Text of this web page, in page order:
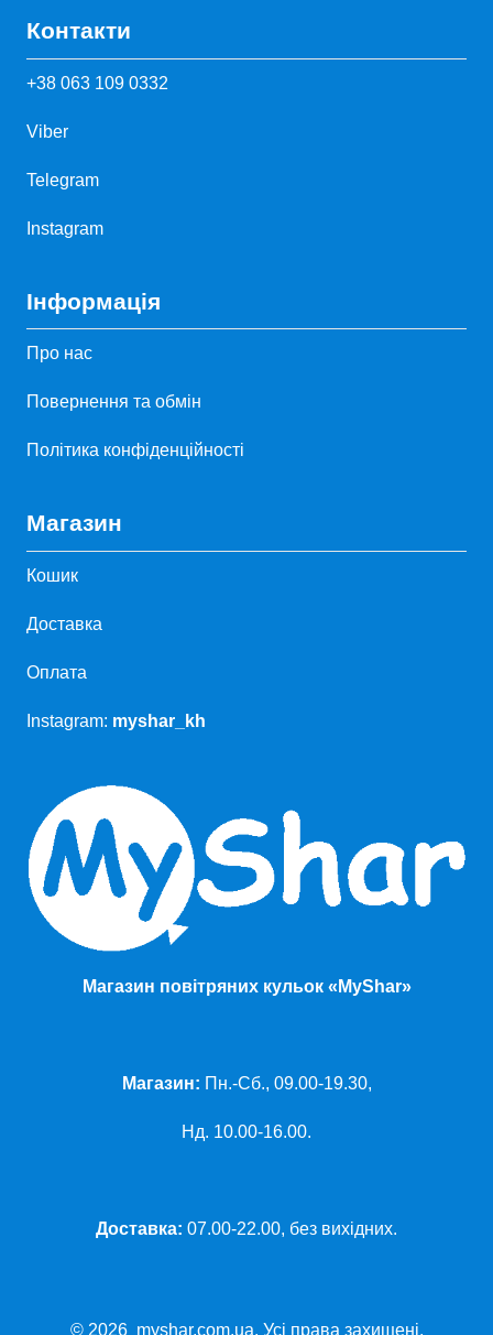
Контакти
+38 063 109 0332
Viber
Telegram
Instagram
Інформація
Про нас
Повернення та обмін
Політика конфіденційності
Магазин
Кошик
Доставка
Оплата
Instagram: myshar_kh
Магазин повітряних кульок «MyShar»
Магазин: Пн.-Сб., 09.00-19.30,
Нд. 10.00-16.00.
Доставка: 07.00-22.00, без вихідних.
© 2026 myshar.com.ua. Усі права захищені.